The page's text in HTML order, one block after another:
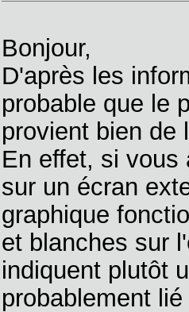
Bonjour,
D'après les
probable que le
provient bien de
En effet, si vous
sur un écran
graphique
et blanches sur
indiquent plutôt
probablement